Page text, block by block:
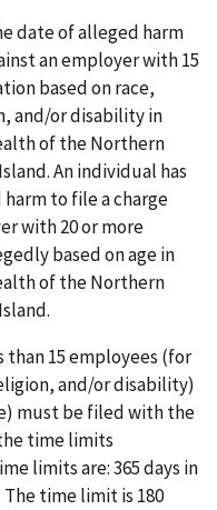
date of alleged harm
an employer with 15
based on race,
and/or disability in
of the Northern
An individual has
to file a charge
with 20 or more
based on age in
of the Northern
than 15 employees (for
and/or disability)
must be filed with the
time limits
limits are: 365 days in
The time limit is 180